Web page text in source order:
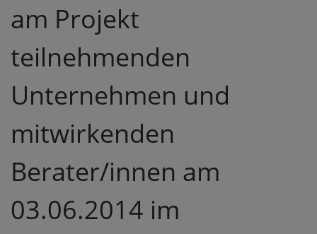
am Projekt
teilnehmenden
Unternehmen und
mitwirkenden
Berater/innen am
03.06.2014 im